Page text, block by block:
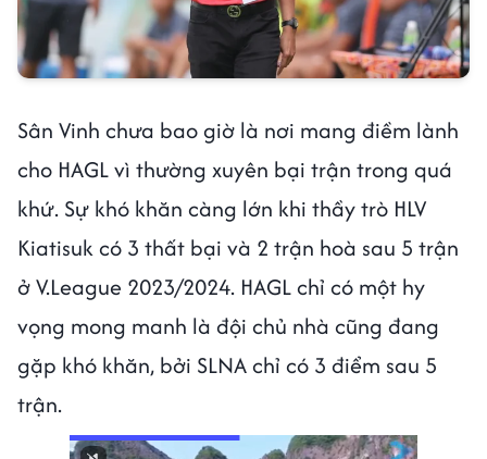
Sân Vinh chưa bao giờ là nơi mang điềm lành
cho HAGL vì thường xuyên bại trận trong quá
khứ. Sự khó khăn càng lớn khi thầy trò HLV
Kiatisuk có 3 thất bại và 2 trận hoà sau 5 trận
ở V.League 2023/2024. HAGL chỉ có một hy
vọng mong manh là đội chủ nhà cũng đang
gặp khó khăn, bởi SLNA chỉ có 3 điểm sau 5
trận.